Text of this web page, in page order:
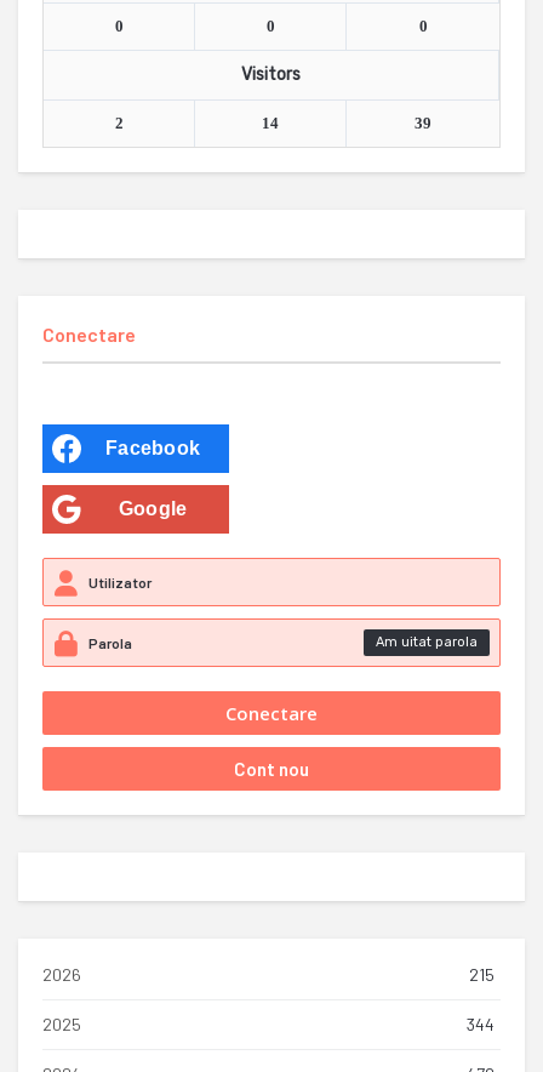
0 0 0
Visitors
2 14 39
Conectare
Facebook
Google
Am uitat parola
2026 215
2025 344